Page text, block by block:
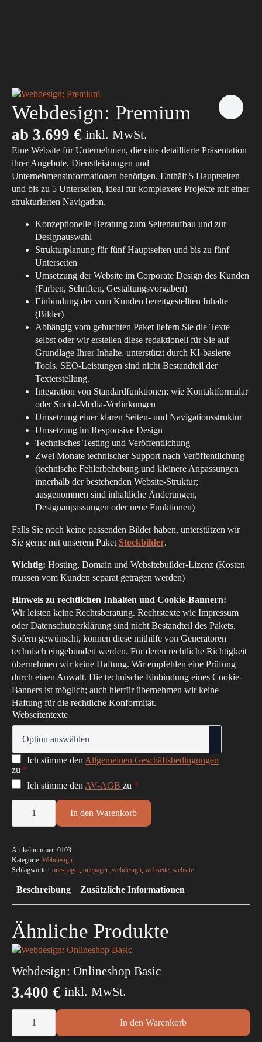
Webdesign: Premium
ab 3.699 € inkl. MwSt.
Eine Website für Unternehmen, die eine detaillierte Präsentation
ihrer Angebote, Dienstleistungen und
Unternehmensinformationen benötigen. Enthält 5 Hauptseiten
und bis zu 5 Unterseiten, ideal für komplexere Projekte mit einer
strukturierten Navigation.
Konzeptionelle Beratung zum Seitenaufbau und zur
Designauswahl
Strukturplanung für fünf Hauptseiten und bis zu fünf
Unterseiten
Umsetzung der Website im Corporate Design des Kunden
(Farben, Schriften, Gestaltungsvorgaben)
Einbindung der vom Kunden bereitgestellten Inhalte
(Bilder)
Abhängig vom gebuchten Paket liefern Sie die Texte
selbst oder wir erstellen diese redaktionell für Sie auf
Grundlage Ihrer Inhalte, unterstützt durch KI-basierte
Tools. SEO-Leistungen sind nicht Bestandteil der
Texterstellung.
Integration von Standardfunktionen: wie Kontaktformular
oder Social-Media-Verlinkungen
Umsetzung einer klaren Seiten- und Navigationsstruktur
Umsetzung im Responsive Design
Technisches Testing und Veröffentlichung
Zwei Monate technischer Support nach Veröffentlichung
(technische Fehlerbehebung und kleinere Anpassungen
innerhalb der bestehenden Website-Struktur;
ausgenommen sind inhaltliche Änderungen,
Designanpassungen oder neue Funktionen)
Falls Sie noch keine passenden Bilder haben, unterstützen wir
Sie gerne mit unserem Paket Stockbilder.
Wichtig: Hosting, Domain und Websitebuilder-Lizenz (Kosten
müssen vom Kunden separat getragen werden)
Hinweis zu rechtlichen Inhalten und Cookie-Bannern:
Wir leisten keine Rechtsberatung. Rechtstexte wie Impressum
oder Datenschutzerklärung sind nicht Bestandteil des Pakets.
Sofern gewünscht, können diese mithilfe von Generatoren
technisch eingebunden werden. Für deren rechtliche Richtigkeit
übernehmen wir keine Haftung. Wir empfehlen eine Prüfung
durch einen Anwalt. Die technische Einbindung eines Cookie-
Banners ist möglich; auch hierfür übernehmen wir keine
Haftung für die rechtliche Konformität.
Webseitentexte
Ich stimme den Allgemeinen Geschäftsbedingungen
zu *
Ich stimme den AV-AGB zu *
Webdesign:
Premium
In den Warenkorb
Artikelnummer: 0103
Kategorie: Webdesign
Schlagwörter: one-pager, onepager, webdesign, webseite, website
Beschreibung Zusätzliche Informationen
Ähnliche Produkte
Webdesign: Onlineshop Basic
3.400 € inkl. MwSt.
Webdesign:
Onlineshop
In den Warenkorb